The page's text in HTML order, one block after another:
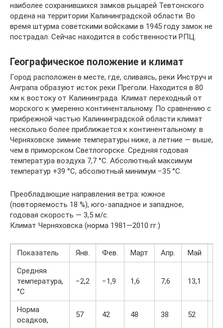
наиболее сохранившихся замков рыцарей Тевтонского
ордена на территории Калининградской области. Во
время штурма советскими войсками в 1945 году замок не
пострадал. Сейчас находится в собственности РПЦ.
Географическое положение и климат
Город расположен в месте, где, сливаясь, реки Инструч и
Анграпа образуют исток реки Преголи. Находится в 80
км к востоку от Калининграда. Климат переходный от
морского к умеренно континентальному. По сравнению с
прибрежной частью Калининградской области климат
несколько более приближается к континентальному: в
Черняховске зимние температуры ниже, а летние — выше,
чем в приморском Светлогорске. Средняя годовая
температура воздуха 7,7 °C. Абсолютный максимум
температур +39 °C, абсолютный минимум −35 °C.
Преобладающие направления ветра: южное
(повторяемость 18 %), юго-западное и западное,
годовая скорость — 3,5 м/с.
Климат Черняховска (норма 1981—2010 гг.)
Показатель Янв. Фев. Март Апр. Май
Средняя
температура,
°C
−2,2 −1,9 1,6 7,6 13,1
Норма
осадков,
57 42 48 38 52